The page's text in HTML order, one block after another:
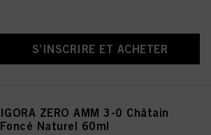
S’INSCRIRE ET ACHETER
IGORA ZERO AMM 3-0 Châtain
Foncé Naturel 60ml